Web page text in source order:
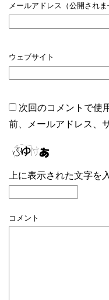
メールアドレス（公開されま
ウェブサイト
次回のコメントで使
前、メールアドレス、
上に表示された文字を
コメント